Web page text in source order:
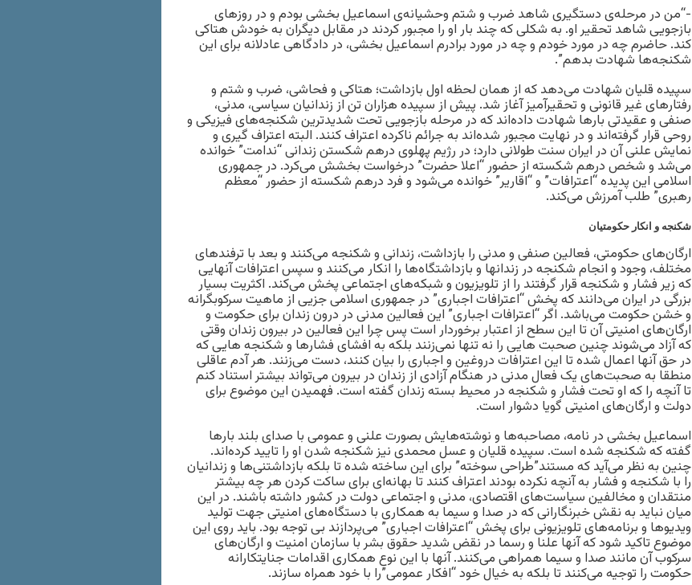
-“من در مرحله‌ی دستگیری شاهد ضرب و شتم وحشیانه‌ی اسماعیل بخشی بودم و در روزهای
بازجویی شاهد تحقیر او. به شکلی که چند بار او را مجبور کردند در مقابل دیگران به خودش هتاکی
کند. حاضرم چه در مورد خودم و چه در مورد برادرم اسماعیل بخشی، در دادگاهی عادلانه برای این
شکنجه‌ها شهادت بدهم”.
سپیده قلیان شهادت می‌دهد که از همان لحظه اول بازداشت؛ هتاکی و فحاشی، ضرب و شتم و
رفتارهای غیر قانونی و تحقیرآمیز آغاز شد. پیش از سپیده هزاران تن از زندانیان سیاسی، مدنی،
صنفی و عقیدتی بارها شهادت داده‌اند که در مرحله بازجویی تحت شدیدترین شکنجه‌های فیزیکی و
روحی قرار گرفته‌اند و در نهایت مجبور شده‌اند به جرائم ناکرده اعتراف کنند. البته اعتراف گیری و
نمایش علنی آن در ایران سنت طولانی دارد؛ در رژیم پهلوی درهم شکستن زندانی “ندامت” خوانده
می‌شد و شخص درهم شکسته از حضور “اعلا حضرت” درخواست بخشش می‌کرد. در جمهوری
اسلامی این پدیده “اعترافات” و “اقاریر” خوانده می‌شود و فرد درهم شکسته از حضور “معظم
رهبری” طلب آمرزش می‌کند.
شکنجه و انکار حکومتیان
ارگان‌های حکومتی، فعالین صنفی و مدنی را بازداشت، زندانی و شکنجه می‌کنند و بعد با ترفندهای
مختلف، وجود و انجام شکنجه در زندانها و بازداشتگاه‌ها را انکار می‌کنند و سپس اعترافات آنهایی
که زیر فشار و شکنجه قرار گرفتند را از تلویزیون و شبکه‌های اجتماعی پخش می‌کند. اکثریت بسیار
بزرگی در ایران می‌دانند که پخش “اعترافات اجباری” در جمهوری اسلامی جزیی از ماهیت سرکوبگرانه
و خشن حکومت می‌باشد. اگر “اعترافات اجباری” این فعالین مدنی در درون زندان برای حکومت و
ارگان‌های امنیتی آن تا این سطح از اعتبار برخوردار است پس چرا این فعالین در بیرون زندان وقتی
که آزاد می‌شوند چنین صحبت هایی را نه تنها نمی‌زنند بلکه به افشای فشارها و شکنجه هایی که
در حق آنها اعمال شده تا این اعترافات دروغین و اجباری را بیان کنند، دست می‌زنند. هر آدم عاقلی
منطقا به صحبت‌های یک فعال مدنی در هنگام آزادی از زندان در بیرون می‌تواند بیشتر استناد کنم
تا آنچه را که او تحت فشار و شکنجه در محیط بسته زندان گفته‌ است. فهمیدن این موضوع برای
دولت و ارگان‌های امنیتی گویا دشوار است.
اسماعیل بخشی در نامه، مصاحبه‌ها و نوشته‌هایش بصورت علنی و عمومی با صدای بلند بارها
گفته که شکنجه شده است. سپیده قلیان و عسل محمدی نیز شکنجه شدن او را تایید کرده‌اند.
چنین به نظر می‌آید که مستند”طراحی سوخته” برای این ساخته شده تا بلکه بازداشتنی‌ها و زندانیان
را با شکنجه و فشار به آنچه نکرده بودند اعتراف کنند تا بهانه‌ای برای ساکت کردن هر چه بیشتر
منتقدان و مخالفین سیاست‌های اقتصادی، مدنی و اجتماعی دولت در کشور داشته باشند. در این
میان نباید به نقش خبرنگارانی که در صدا و سیما به همکاری با دستگاه‌های امنیتی جهت تولید
ویدیوها و برنامه‌های تلویزیونی برای پخش “اعترافات اجباری” می‌پردازند بی توجه بود. باید روی این
موضوع تاکید شود که آنها علنا و رسما در نقض‌ شدید حقوق بشر با سازمان امنیت و ارگان‌های
سرکوب آن مانند صدا و سیما همراهی می‌کنند. آنها با این نوع همکاری اقدامات جنایتکارانه
حکومت را توجیه می‌کنند تا بلکه به خیال خود “افکار عمومی”را با خود همراه سازند.